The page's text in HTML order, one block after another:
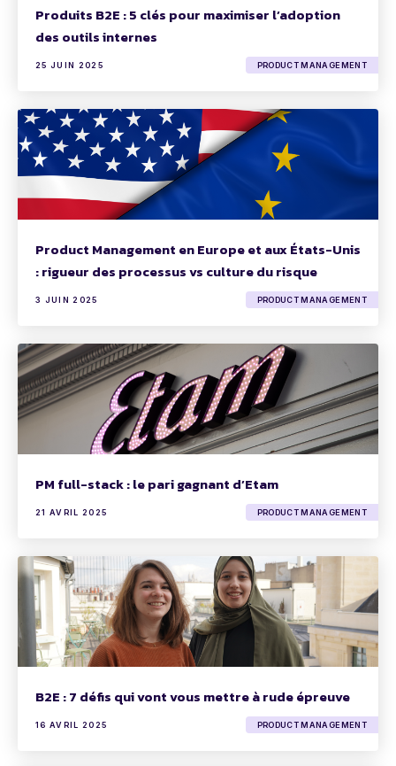
Produits B2E : 5 clés pour maximiser l’adoption
des outils internes
25 JUIN 2025 PRODUCT MANAGEMENT
Product Management en Europe et aux États-Unis
: rigueur des processus vs culture du risque
3 JUIN 2025 PRODUCT MANAGEMENT
PM full-stack : le pari gagnant d’Etam
21 AVRIL 2025 PRODUCT MANAGEMENT
B2E : 7 défis qui vont vous mettre à rude épreuve
16 AVRIL 2025 PRODUCT MANAGEMENT